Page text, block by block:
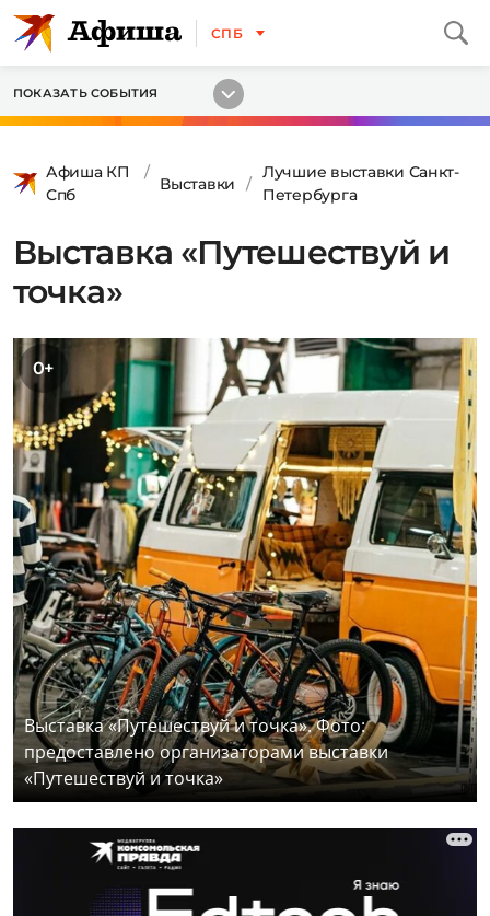
СПБ
ПОКАЗАТЬ СОБЫТИЯ
Афиша КП
Спб
Выставки
Лучшие выставки Санкт-
Петербурга
Выставка «Путешествуй и
точка»
0+
Выставка «Путешествуй и точка». Фото:
предоставлено организаторами выставки
«Путешествуй и точка»